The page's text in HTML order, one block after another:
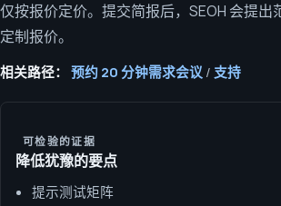
仅按报价定价。提交简报后，SEOH 会提出
定制报价。
相关路径： 预约 20 分钟需求会议 / 支持
可检验的证据
降低犹豫的要点
提示测试矩阵